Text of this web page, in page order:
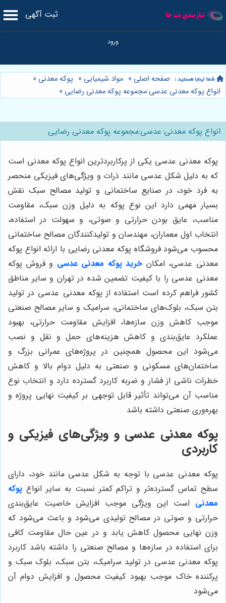
ثبت آگهی
صفحه اصلی » مواد شیمیایی » پوکه معدنی »
انواع پوکه معدنی عدسی:مجموعه پوکه معدنی رضایی »
انواع پوکه معدنی عدسی:مجموعه پوکه معدنی رضایی
پوکه معدنی عدسی یکی از پرکاربردترین انواع پوکه معدنی است
که به دلیل شکل عدسی مانند ذرات و ویژگی‌های فیزیکی منحصر
به فرد خود، در صنایع ساختمانی و تولید مصالح سبک نقش
بسیار مهمی دارد این نوع پوکه به دلیل وزن سبک، مقاومت
مناسب، عایق بودن حرارتی و صوتی، و سهولت در استفاده،
انتخاب اول معماران، مهندسان و تولیدکنندگان مصالح ساختمانی
محسوب می‌شود فروشگاه پوکه معدنی رضایی با ارائه انواع پوکه
معدنی عدسی، امکان خرید پوکه معدنی عدسی و فروش پوکه
معدنی عدسی را با کیفیت تضمین شده در تهران و سایر مناطق
کشور فراهم کرده است استفاده از پوکه معدنی عدسی در تولید
بتن سبک، بلوک‌های ساختمانی، سرامیک و سایر مصالح صنعتی
موجب کاهش وزن سازه‌ها، افزایش مقاومت حرارتی، بهبود
عملکرد عایق‌بندی و کاهش هزینه‌های حمل و نقل و نصب
می‌شود این محصول همچنین در پروژه‌های عمرانی بزرگ و
ساختمان‌های مسکونی و صنعتی به دلیل دوام بالا و کاهش
خطرات ناشی از فشار و ضربه کاربرد گسترده دارد و انتخاب نوع
مناسب آن می‌تواند تأثیر قابل توجهی بر کیفیت نهایی پروژه و
بهره‌وری صنعتی داشته باشد
پوکه معدنی عدسی و ویژگی‌های فیزیکی و
کاربردی
پوکه معدنی عدسی با توجه به شکل عدسی مانند خود، دارای
سطح تماس گسترده‌تر و تراکم کمتر نسبت به سایر انواع پوکه
معدنی است این ویژگی موجب افزایش خاصیت عایق‌بندی
حرارتی و صوتی در مصالح تولیدی می‌شود و باعث می‌شود که
وزن نهایی محصول کاهش یابد و در عین حال مقاومت کافی
برای استفاده در سازه‌ها و مصالح صنعتی را داشته باشد کاربرد
پوکه معدنی عدسی در تولید سرامیک، بتن سبک، بلوک سبک و
پرکننده خاک موجب بهبود کیفیت محصول و افزایش دوام آن
می‌شود